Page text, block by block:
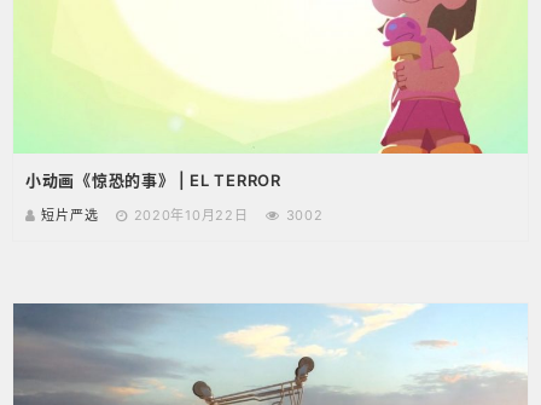
小动画《惊恐的事》 | EL TERROR
短片严选 2020年10月22日 3002